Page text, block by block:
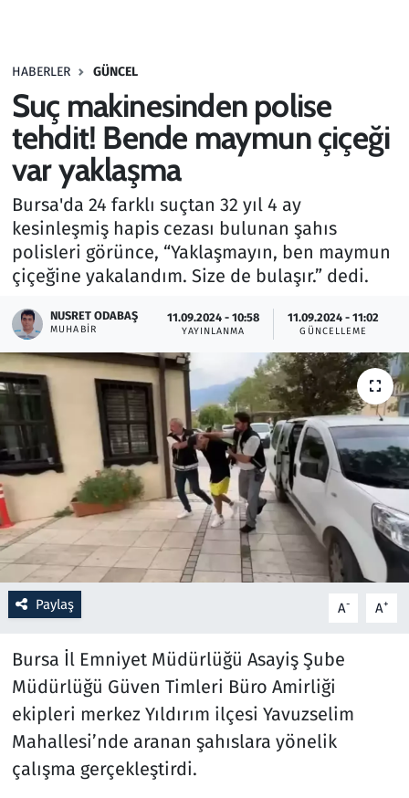
HABERLER GÜNCEL
Suç makinesinden polise
tehdit! Bende maymun çiçeği
var yaklaşma
Bursa'da 24 farklı suçtan 32 yıl 4 ay
kesinleşmiş hapis cezası bulunan şahıs
polisleri görünce, “Yaklaşmayın, ben maymun
çiçeğine yakalandım. Size de bulaşır.” dedi.
NUSRET ODABAŞ
MUHABIR
11.09.2024 - 10:58
YAYINLANMA
11.09.2024 - 11:02
GÜNCELLEME
Paylaş A- A+
Bursa İl Emniyet Müdürlüğü Asayiş Şube
Müdürlüğü Güven Timleri Büro Amirliği
ekipleri merkez Yıldırım ilçesi Yavuzselim
Mahallesi’nde aranan şahıslara yönelik
çalışma gerçekleştirdi.
Haber
Kültür Sanat
Kurumsal Haberler
Lezzet Durağı
Memur ve Kamu
Otomobil
Oyun
Ramazan
Resmi İlanlar
Rüya Tabirleri
Sağlık
Savunma Sanayi
Spor
Teknoloji ve Bilim
Televizyon